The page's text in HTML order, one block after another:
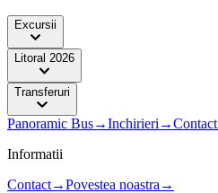
Excursii
Litoral 2026
Transferuri
Panoramic Bus→Inchirieri →Contact
Informatii
Contact→Povestea noastra →